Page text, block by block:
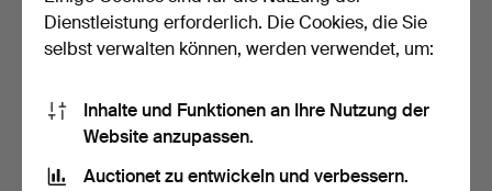
185 USD 35 USD
Dienstleistung erforderlich. Die Cookies, die Sie
selbst verwalten können, werden verwendet, um:
Inhalte und Funktionen an Ihre Nutzung der
Website anzupassen.
Auctionet zu entwickeln und verbessern.